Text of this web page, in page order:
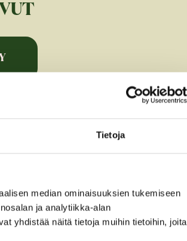
Tietoja
median ominaisuuksien tukemiseen
ja analytiikka-alan
yhdistää näitä tietoja muihin tietoihin, joita